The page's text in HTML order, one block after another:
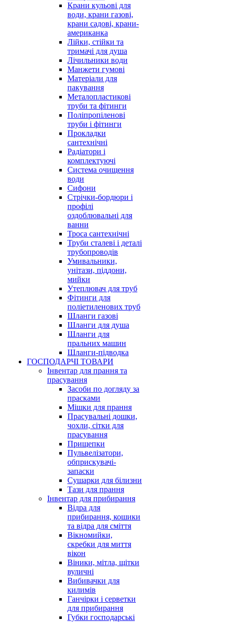
Крани кульові для
води, крани газові,
крани садові, крани-
американка
Лійки, стійки та
тримачі для душа
Лічильники води
Манжети гумові
Матеріали для
пакування
Металопластикові
труби та фітинги
Поліпропіленові
труби і фітинги
Прокладки
сантехнічні
Радіатори і
комплектуючі
Система очищення
води
Сифони
Стрічки-бордюри і
профілі
оздоблювальні для
ванни
Троса сантехнічні
Труби сталеві і деталі
трубопроводів
Умивальники,
унітази, піддони,
мийки
Утеплювач для труб
Фітинги для
поліетиленових труб
Шланги газові
Шланги для душа
Шланги для
пральних машин
Шланги-підводка
ГОСПОДАРЧІ ТОВАРИ
Інвентар для прання та
прасування
Засоби по догляду за
прасками
Мішки для прання
Прасувальні дошки,
чохли, сітки для
прасування
Прищепки
Пульвелізатори,
обприскувачі-
запаски
Сушарки для білизни
Тази для прання
Інвентар для прибирання
Відра для
прибирання, кошики
та відра для сміття
Вікномийки,
скребки для миття
вікон
Віники, мітла, щітки
вуличні
Вибивачки для
килимів
Ганчірки і серветки
для прибирання
Губки господарські